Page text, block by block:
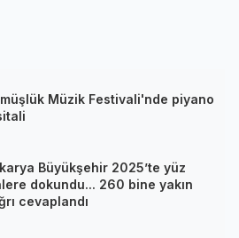
Müzik Festivali'nde piyano
Büyükşehir 2025’te yüz
dokundu... 260 bine yakın
cevaplandı